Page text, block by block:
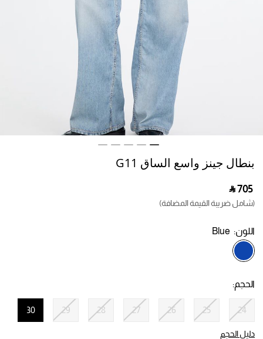
بنطال جينز واسع الساق G11
‎ ⃁ ⁦705⁩ ‎
(شامل ضريبة القيمة المضافة)
اللون:Blue
الحجم:
24
25
26
27
28
29
30
دليل الحجم